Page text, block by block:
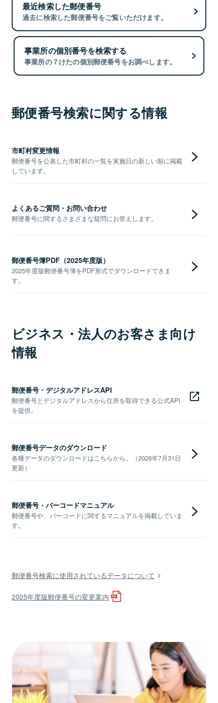
最近検索した郵便番号
過去に検索した郵便番号をご覧いただけます。
事業所の個別番号を検索する
事業所の７けたの個別郵便番号をお調べします。
郵便番号検索に関する情報
市町村変更情報
郵便番号を公表した市町村の一覧を実施日の新しい順に掲載
しています。
よくあるご質問・お問い合わせ
郵便番号に関するさまざまな疑問にお答えします。
郵便番号簿PDF（2025年度版）
2025年度版郵便番号簿をPDF形式でダウンロードできま
す。
ビジネス・法人のお客さま向け
情報
郵便番号・デジタルアドレスAPI
郵便番号とデジタルアドレスから住所を取得できる公式API
を提供。
郵便番号データのダウンロード
各種データのダウンロードはこちらから。（2026年7月31日
更新）
郵便番号・バーコードマニュアル
郵便番号や、バーコードに関するマニュアルを掲載していま
す。
郵便番号検索に使用されているデータについて
2025年度版郵便番号の変更案内